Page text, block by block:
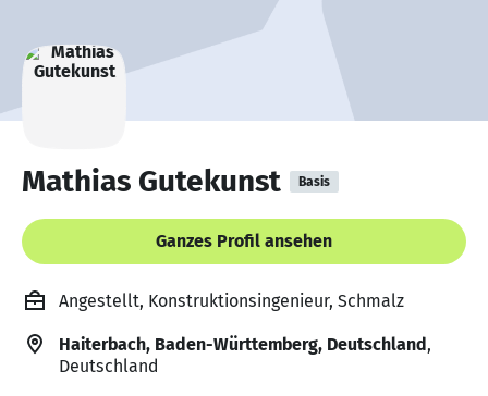
Mathias Gutekunst Basis
Ganzes Profil ansehen
Angestellt, Konstruktionsingenieur, Schmalz
Haiterbach, Baden-Württemberg, Deutschland,
Deutschland